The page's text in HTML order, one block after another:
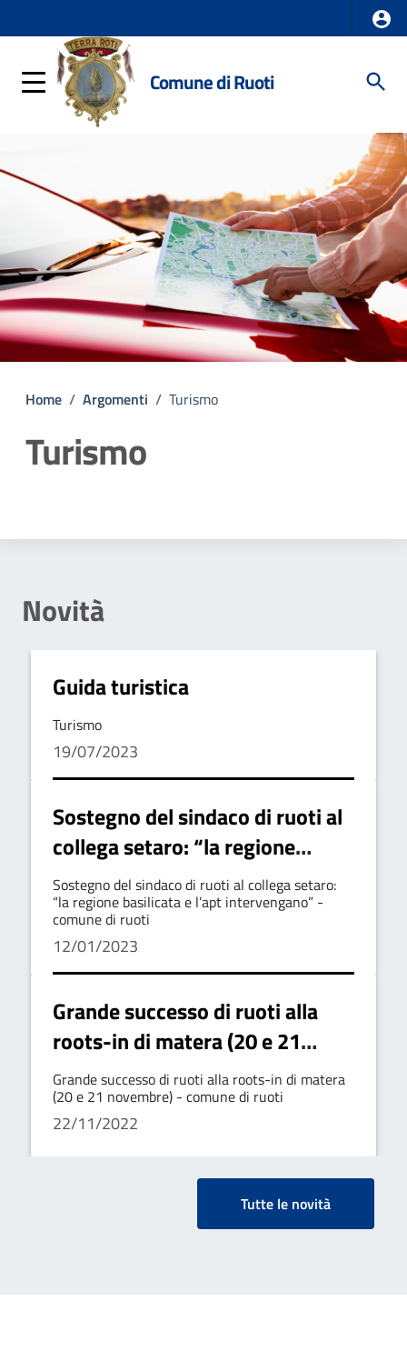
Comune di Ruoti
Home / Argomenti / Turismo
Turismo
Novità
Guida turistica
Turismo
19/07/2023
Sostegno del sindaco di ruoti al
collega setaro: “la regione
basilicata e l’apt intervengano”
- comune di ruoti
Sostegno del sindaco di ruoti al collega setaro:
“la regione basilicata e l’apt intervengano” -
comune di ruoti
12/01/2023
Grande successo di ruoti alla
roots-in di matera (20 e 21
novembre) - comune di ruoti
Grande successo di ruoti alla roots-in di matera
(20 e 21 novembre) - comune di ruoti
22/11/2022
Tutte le novità